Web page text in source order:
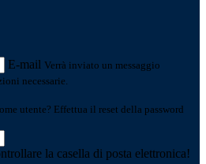
E-mail Verrà inviato un messaggio
necessarie.
utente? Effettua il reset della password
la casella di posta elettronica!